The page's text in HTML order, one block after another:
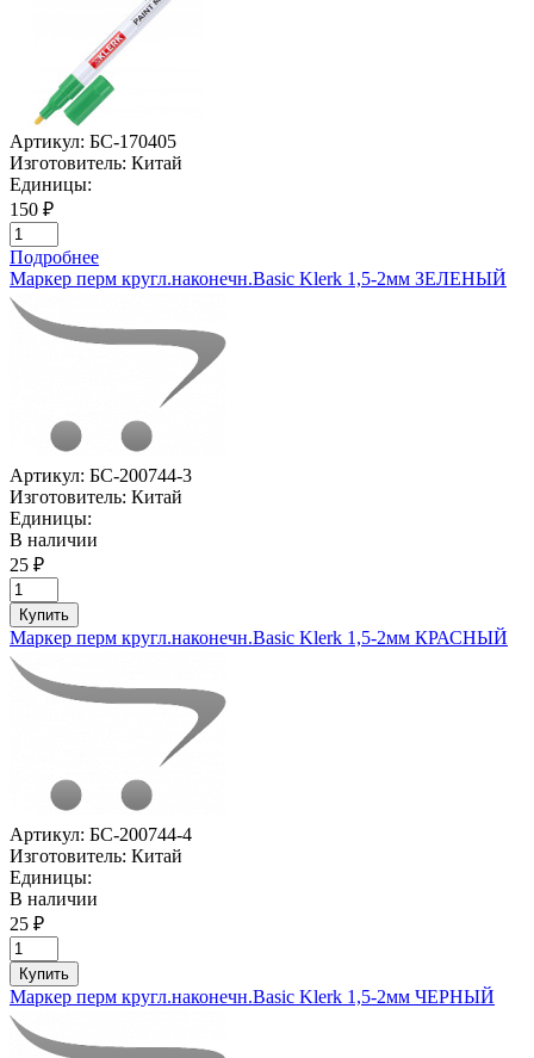
Артикул: БС-170405
Изготовитель: Китай
Единицы:
150 ₽
Подробнее
Маркер перм кругл.наконечн.Basic Klerk 1,5-2мм ЗЕЛЕНЫЙ
Артикул: БС-200744-3
Изготовитель: Китай
Единицы:
В наличии
25 ₽
Купить
Маркер перм кругл.наконечн.Basic Klerk 1,5-2мм КРАСНЫЙ
Артикул: БС-200744-4
Изготовитель: Китай
Единицы:
В наличии
25 ₽
Купить
Маркер перм кругл.наконечн.Basic Klerk 1,5-2мм ЧЕРНЫЙ